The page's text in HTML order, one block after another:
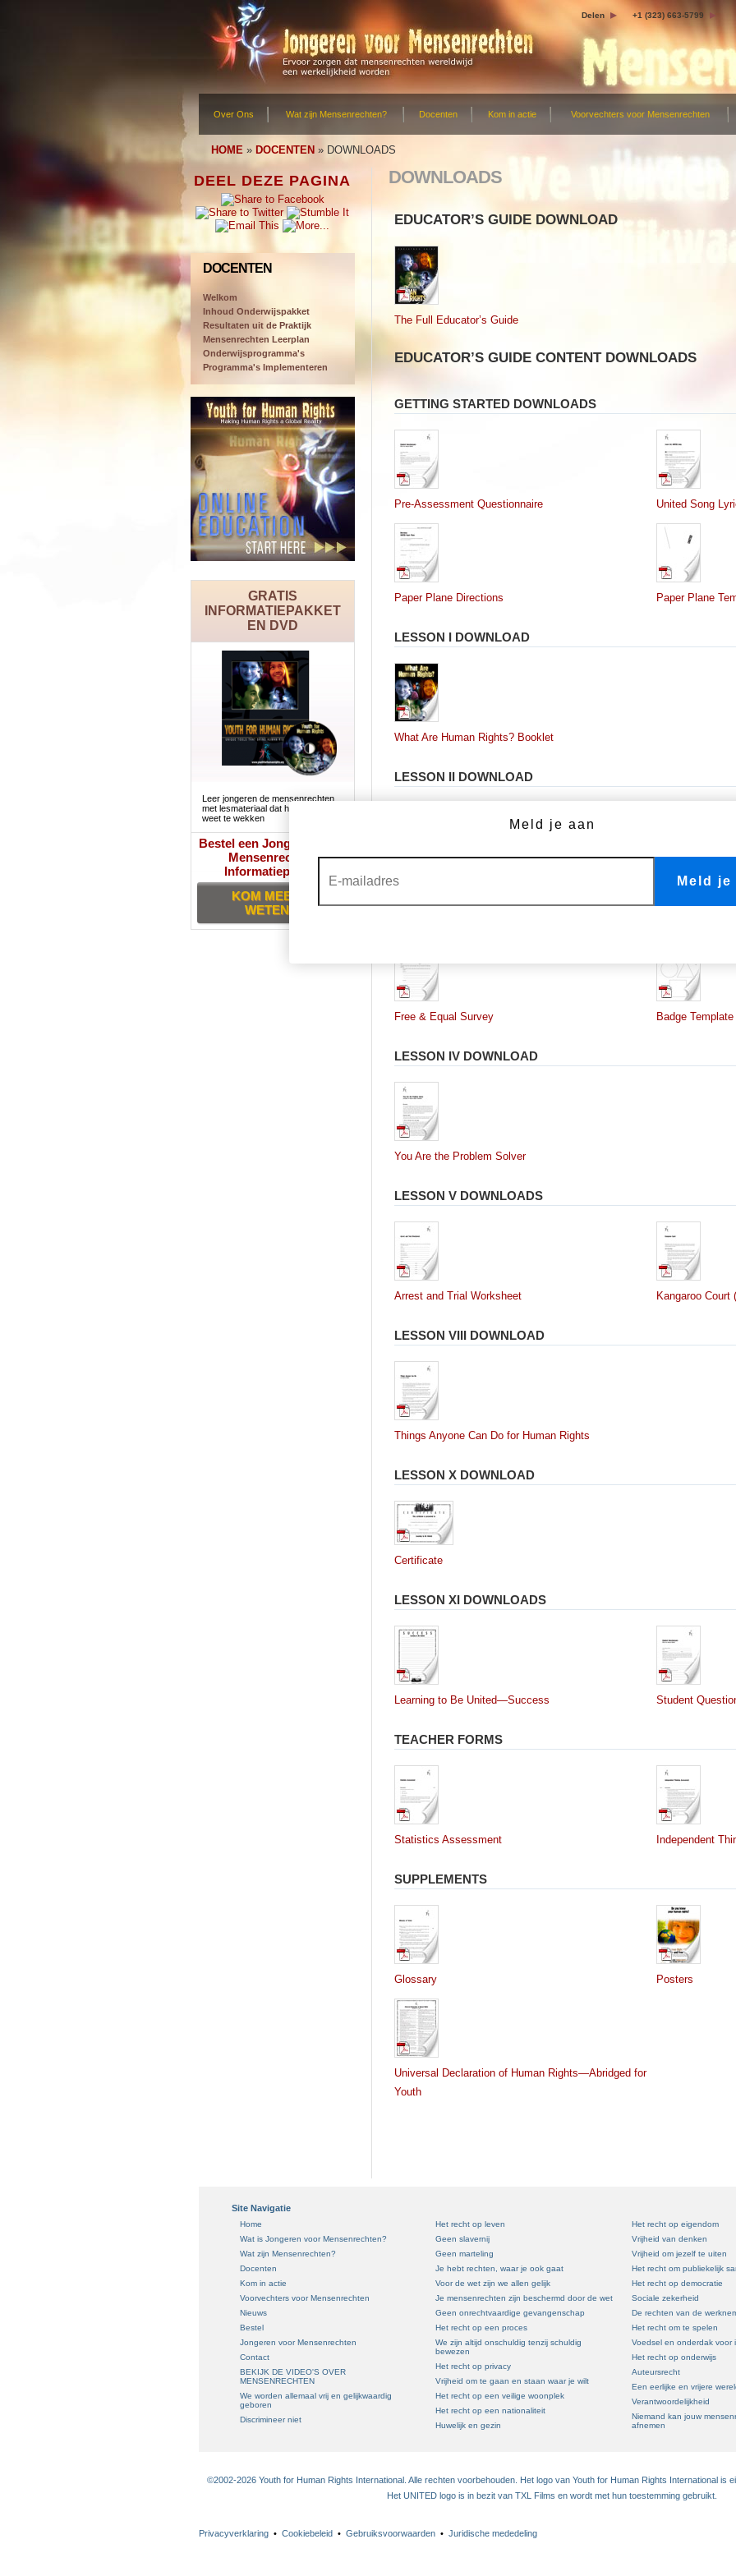
Delen +1 (323) 663-5799
Over Ons Wat zijn Mensenrechten? Docenten Kom in actie Voorvechters voor Mensenrechten
HOME » DOCENTEN » DOWNLOADS
DEEL DEZE PAGINA
DOCENTEN
Welkom
Inhoud Onderwijspakket
Resultaten uit de Praktijk
Mensenrechten Leerplan
Onderwijsprogramma's
Programma's Implementeren
GRATIS
INFORMATIEPAKKET
EN DVD
Leer jongeren de mensenrechten
met lesmateriaal dat hun interesse
weet te wekken
Bestel een Jongeren voor
Mensenrechten
Informatiepakket
KOM MEER TE
WETEN >>
DOWNLOADS
EDUCATOR’S GUIDE DOWNLOAD
The Full Educator’s Guide
EDUCATOR’S GUIDE CONTENT DOWNLOADS
GETTING STARTED DOWNLOADS
Pre-Assessment Questionnaire United Song
Paper Plane Directions Paper Plane
LESSON I DOWNLOAD
What Are Human Rights? Booklet
LESSON II DOWNLOAD
Mrs. Roosevelt Said This About Human Rights
Free & Equal Survey Badge Template
LESSON IV DOWNLOAD
You Are the Problem Solver
LESSON V DOWNLOADS
Arrest and Trial Worksheet Kangaroo Court
LESSON VIII DOWNLOAD
Things Anyone Can Do for Human Rights
LESSON X DOWNLOAD
Certificate
LESSON XI DOWNLOADS
Learning to Be United—Success Student
TEACHER FORMS
Statistics Assessment Independent
SUPPLEMENTS
Glossary Posters
Universal Declaration of Human Rights—Abridged for
Youth
Site Navigatie
Home
Wat is Jongeren voor Mensenrechten?
Wat zijn Mensenrechten?
Docenten
Kom in actie
Voorvechters voor Mensenrechten
Nieuws
Bestel
Jongeren voor Mensenrechten
Contact
BEKIJK DE VIDEO'S OVER
MENSENRECHTEN
We worden allemaal vrij en gelijkwaardig
geboren
Discrimineer niet
Het recht op leven
Geen slavernij
Geen marteling
Je hebt rechten, waar je ook gaat
Voor de wet zijn we allen gelijk
Je mensenrechten zijn beschermd door de wet
Geen onrechtvaardige gevangenschap
Het recht op een proces
We zijn altijd onschuldig tenzij schuldig
bewezen
Het recht op privacy
Vrijheid om te gaan en staan waar je wilt
Het recht op een veilige woonplek
Het recht op een nationaliteit
Huwelijk en gezin
Het recht op eigendom
Vrijheid van denken
Vrijheid om jezelf te uiten
Het recht om publiekelijk
Het recht op democratie
Sociale zekerheid
De rechten van de
Het recht om te spelen
Voedsel en onderdak voor
Het recht op onderwijs
Auteursrecht
Een eerlijke en vrijere
Verantwoordelijkheid
Niemand kan jouw
afnemen
©2002-2026 Youth for Human Rights International. Alle rechten voorbehouden. Het logo van Youth for Human Rights International is
Het UNITED logo is in bezit van TXL Films en wordt met hun toestemming gebruikt.
Privacyverklaring • Cookiebeleid • Gebruiksvoorwaarden • Juridische mededeling
Meld je aan
Meld je